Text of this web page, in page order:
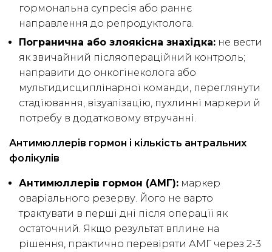
гормональна супресія або раннє
направлення до репродуктолога.
Погранична або злоякісна знахідка: не вести
як звичайний післяопераційний контроль;
направити до онкогінеколога або
мультидисциплінарної команди, переглянути
стадіювання, візуалізацію, пухлинні маркери й
потребу в додатковому втручанні.
Антимюллерів гормон і кількість антральних
фолікулів
Антимюллерів гормон (АМГ): маркер
оваріального резерву. Його не варто
трактувати в перші дні після операції як
остаточний. Якщо результат вплине на
рішення, практично перевіряти АМГ через 2-3